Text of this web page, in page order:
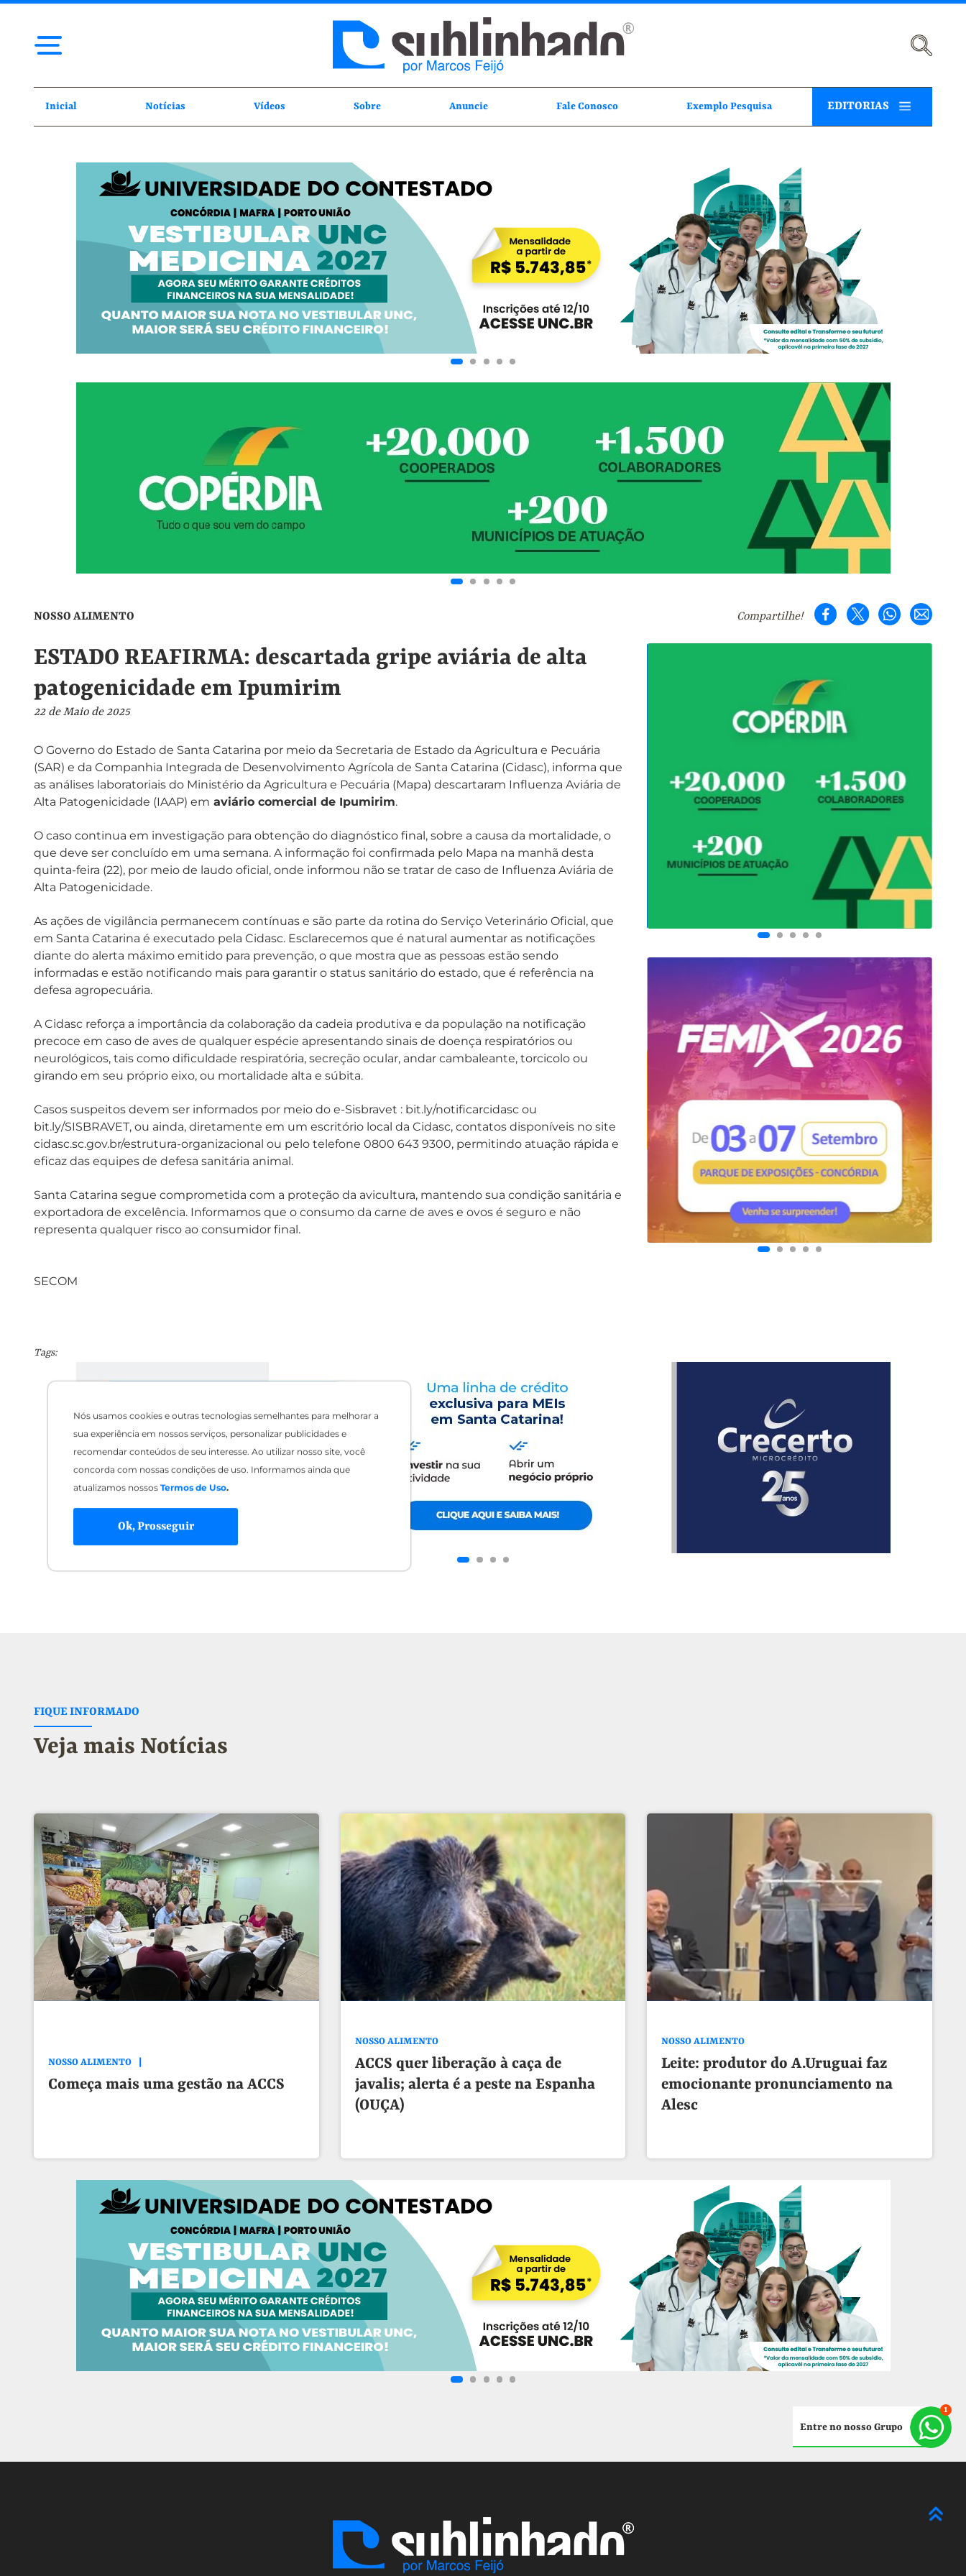
Nós usamos cookies e outras tecnologias semelhantes para melhorar a
sua experiência em nossos serviços, personalizar publicidades e
recomendar conteúdos de seu interesse. Ao utilizar nosso site, você
concorda com nossas condições de uso. Informamos ainda que
atualizamos nossosTermos de Uso.
Ok, Prosseguir
Inicial Notícias Vídeos Sobre Anuncie Fale Conosco Exemplo Pesquisa EDITORIAS
NOSSO ALIMENTO Compartilhe!
ESTADO REAFIRMA: descartada gripe aviária de alta
patogenicidade em Ipumirim
22 de Maio de 2025
O Governo do Estado de Santa Catarina por meio da Secretaria de Estado da Agricultura e Pecuária
(SAR) e da Companhia Integrada de Desenvolvimento Agrícola de Santa Catarina (Cidasc), informa que
as análises laboratoriais do Ministério da Agricultura e Pecuária (Mapa) descartaram Influenza Aviária de
Alta Patogenicidade (IAAP) em aviário comercial de Ipumirim.
O caso continua em investigação para obtenção do diagnóstico final, sobre a causa da mortalidade, o
que deve ser concluído em uma semana. A informação foi confirmada pelo Mapa na manhã desta
quinta-feira (22), por meio de laudo oficial, onde informou não se tratar de caso de Influenza Aviária de
Alta Patogenicidade.
As ações de vigilância permanecem contínuas e são parte da rotina do Serviço Veterinário Oficial, que
em Santa Catarina é executado pela Cidasc. Esclarecemos que é natural aumentar as notificações
diante do alerta máximo emitido para prevenção, o que mostra que as pessoas estão sendo
informadas e estão notificando mais para garantir o status sanitário do estado, que é referência na
defesa agropecuária.
A Cidasc reforça a importância da colaboração da cadeia produtiva e da população na notificação
precoce em caso de aves de qualquer espécie apresentando sinais de doença respiratórios ou
neurológicos, tais como dificuldade respiratória, secreção ocular, andar cambaleante, torcicolo ou
girando em seu próprio eixo, ou mortalidade alta e súbita.
Casos suspeitos devem ser informados por meio do e-Sisbravet : bit.ly/notificarcidasc ou
bit.ly/SISBRAVET, ou ainda, diretamente em um escritório local da Cidasc, contatos disponíveis no site
cidasc.sc.gov.br/estrutura-organizacional ou pelo telefone 0800 643 9300, permitindo atuação rápida e
eficaz das equipes de defesa sanitária animal.
Santa Catarina segue comprometida com a proteção da avicultura, mantendo sua condição sanitária e
exportadora de excelência. Informamos que o consumo da carne de aves e ovos é seguro e não
representa qualquer risco ao consumidor final.
SECOM
Tags:
FIQUE INFORMADO
Veja mais Notícias
NOSSO ALIMENTO
Começa mais uma gestão na ACCS
NOSSO ALIMENTO
ACCS quer liberação à caça de
javalis; alerta é a peste na Espanha
(OUÇA)
NOSSO ALIMENTO
Leite: produtor do A.Uruguai faz
emocionante pronunciamento na
Alesc
Entre no nosso Grupo